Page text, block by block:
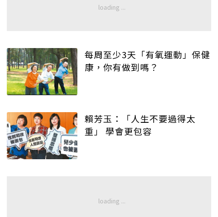
每周至少3天「有氧運動」保健
康，你有做到嗎？
賴芳玉：「人生不要過得太
重」 學會更包容